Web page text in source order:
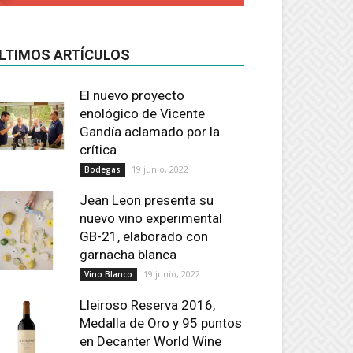
ARTÍCULOS
El nuevo proyecto
enológico de Vicente
Gandía aclamado por la
crítica
Bodegas 19 junio, 2022
Jean Leon presenta su
nuevo vino experimental
GB-21, elaborado con
garnacha blanca
Vino Blanco 19 junio, 2022
Lleiroso Reserva 2016,
Medalla de Oro y 95 puntos
en Decanter World Wine